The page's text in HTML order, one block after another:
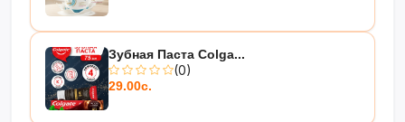
Зубная Паста Colga...
(0)
29.00с.